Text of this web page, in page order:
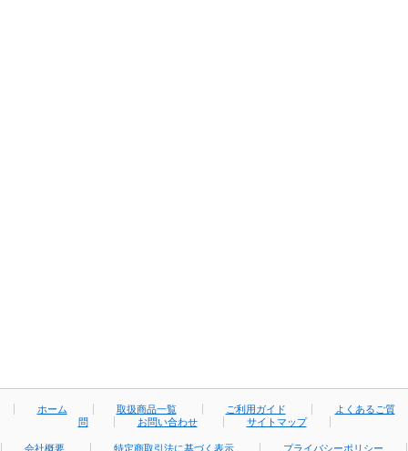
ホーム 取扱商品一覧 ご利用ガイド
よくあるご質
問
お問い合わせ サイトマップ
会社概要 特定商取引法に基づく表示 プライバシーポリシー